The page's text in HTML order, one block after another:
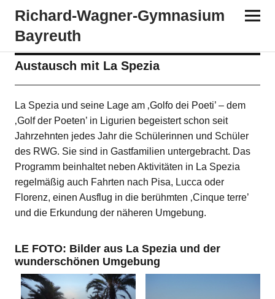
Richard-​​Wagner-​​Gymnasium
Bayreuth
Austausch mit La Spezia
La Spezia und seine Lage am ‚Golfo dei Poeti’ – dem
‚Golf der Poeten’ in Ligurien begeistert schon seit
Jahrzehnten jedes Jahr die Schülerinnen und Schüler
des RWG. Sie sind in Gastfamilien untergebracht. Das
Programm beinhaltet neben Aktivitäten in La Spezia
regelmäßig auch Fahrten nach Pisa, Lucca oder
Florenz, einen Ausflug in die berühmten ‚Cinque terre’
und die Erkundung der näheren Umgebung.
LE FOTO: Bilder aus La Spezia und der
wunderschönen Umgebung